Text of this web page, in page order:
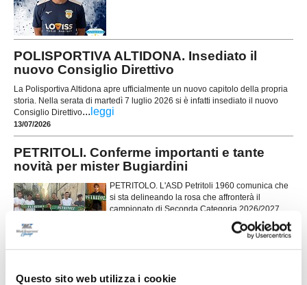
Questo sito web utilizza i cookie
POLISPORTIVA ALTIDONA. Insediato il
nuovo Consiglio Direttivo
La Polisportiva Altidona apre ufficialmente un nuovo capitolo della propria
storia. Nella serata di martedì 7 luglio 2026 si è infatti insediato il nuovo
Consiglio Direttivo... leggi
13/07/2026
PETRITOLI. Conferme importanti e tante
novità per mister Bugiardini
PETRITOLO. L'ASD Petritoli 1960 comunica che
si sta delineando la rosa che affronterà il
campionato di Seconda Categoria 2026/2027.
Alla guida della squadra ci sarà il
riconfermatissimo mister Gigi Bugiardini. Al